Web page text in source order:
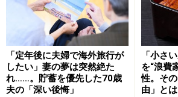
けてみようと思う』と言ったんです
するそぶりもなく、『高いでしょ』
んな嫌味なことを言う人ではないの
リモートワークになり、ストレスが
ね。ネットで調べた料金を告げる
の？ 普通に病院に行けばいいじゃん
「定年後に夫婦で海外旅行が
したい」妻の夢は突然絶た
れ……。貯蓄を優先した70歳
夫の「深い後悔」
「小さ
を“浪費
性。そ
由」とは